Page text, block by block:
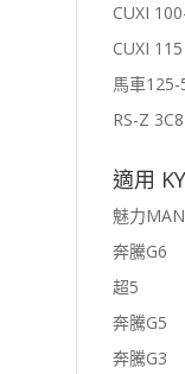
CUXI
CUXI
馬車125-
RS-Z 3C8
適用
魅力
奔騰G6
超5
奔騰G5
奔騰G3